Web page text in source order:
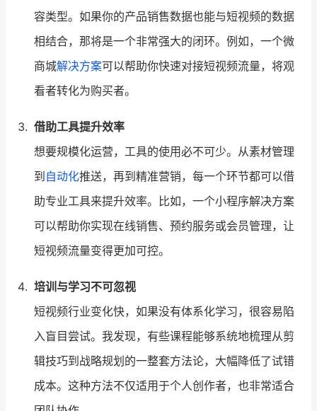
容类型。如果你的产品销售数据也能与短视频的数据
相结合，那将是一个非常强大的闭环。例如，一个微
商城解决方案可以帮助你快速对接短视频流量，将观
看者转化为购买者。
借助工具提升效率
想要规模化运营，工具的使用必不可少。从素材管理
到 自动化推送，再到精准营销，每一个环节都可以借
助专业工具来提升效率。比如，一个小程序解决方案
可以帮助你实现在线销售、预约服务或会员管理，让
短视频流量变得更加可控。
培训与学习不可忽视
短视频行业变化快，如果没有体系化学习，很容易陷
入盲目尝试。我发现，有些课程能够系统地梳理从剪
辑技巧到战略规划的一整套方法论，大幅降低了试错
成本。这种方法不仅适用于个人创作者，也非常适合